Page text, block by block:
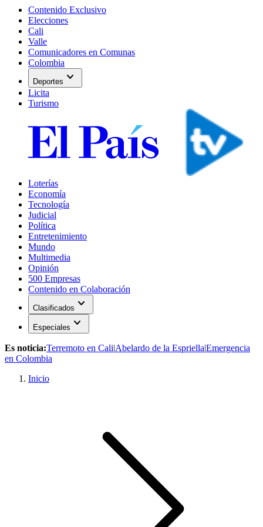
Contenido Exclusivo
Elecciones
Cali
Valle
Comunicadores en Comunas
Colombia
Deportes expand_more
Licita
Turismo
Loterías
Economía
Tecnología
Judicial
Política
Entretenimiento
Mundo
Multimedia
Opinión
500 Empresas
Contenido en Colaboración
Clasificados expand_more
Especiales expand_more
Es noticia:Terremoto en Cali|Abelardo de la Espriella|Emergencia
en Colombia
Inicio